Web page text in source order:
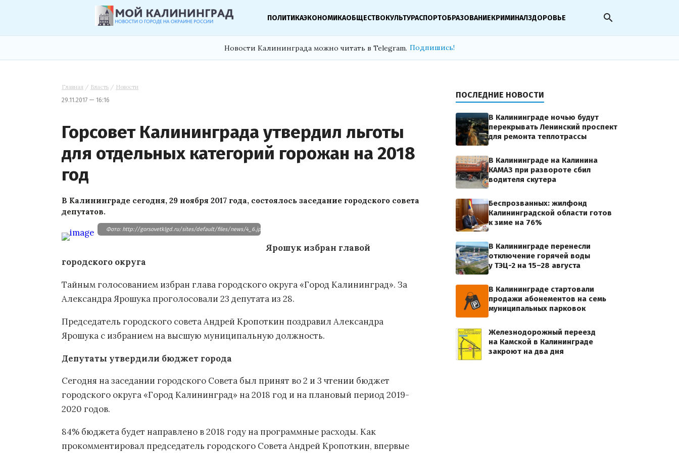
ПОЛИТИКАЭКОНОМИКАОБЩЕСТВОКУЛЬТУРАСПОРТОБРАЗОВАНИЕКРИМИНАЛЗДОРОВЬЕ search
Новости Калининграда можно читать в Telegram. Подпишись!
Главная / Власть / Новости
29.11.2017 — 16:16
Горсовет Калининграда утвердил льготы
для отдельных категорий горожан на 2018
год
В Калининграде сегодня, 29 ноября 2017 года, состоялось заседание городского совета
депутатов.
Фото: http://gorsovetklgd.ru/sites/default/files/news/4_6.jpg
Ярошук избран главой
городского округа
Тайным голосованием избран глава городского округа «Город Калининград». За
Александра Ярошука проголосовали 23 депутата из 28.
Председатель городского совета Андрей Кропоткин поздравил Александра
Ярошука с избранием на высшую муниципальную должность.
Депутаты утвердили бюджет города
Сегодня на заседании городского Совета был принят во 2 и 3 чтении бюджет
городского округа «Город Калининград» на 2018 год и на плановый период 2019-
2020 годов.
84% бюджета будет направлено в 2018 году на программные расходы. Как
прокомментировал председатель городского Совета Андрей Кропоткин, впервые
ПОСЛЕДНИЕ НОВОСТИ
В Калининграде ночью будут
перекрывать Ленинский проспект
для ремонта теплотрассы
В Калининграде на Калинина
КАМАЗ при развороте сбил
водителя скутера
Беспрозванных: жилфонд
Калининградской области готов
к зиме на 76%
В Калининграде перенесли
отключение горячей воды
у ТЭЦ-2 на 15–28 августа
В Калининграде стартовали
продажи абонементов на семь
муниципальных парковок
Железнодорожный переезд
на Камской в Калининграде
закроют на два дня